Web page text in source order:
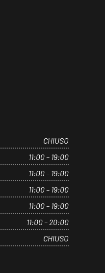
CHIUSO
11:00 – 19:00
11:00 – 19:00
11:00 – 19:00
11:00 – 19:00
11:00 – 20:00
CHIUSO